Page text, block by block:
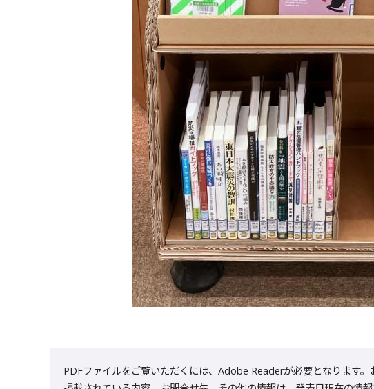
PDFファイルをご覧いただくには、Adobe Readerが必要となります